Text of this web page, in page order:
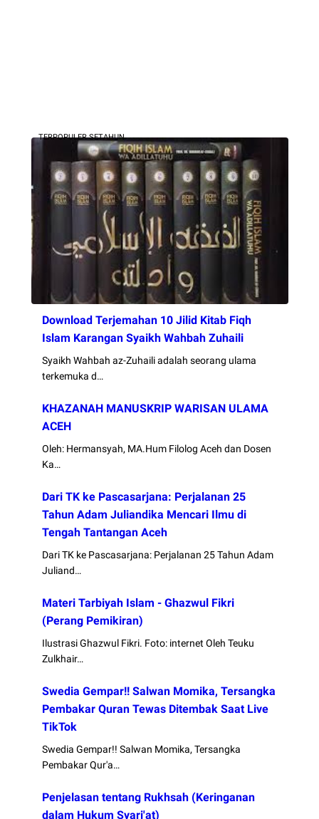
TERPOPULER SETAHUN
Download Terjemahan 10 Jilid Kitab Fiqh
Islam Karangan Syaikh Wahbah Zuhaili
Syaikh Wahbah az-Zuhaili adalah seorang ulama
terkemuka d…
KHAZANAH MANUSKRIP WARISAN ULAMA
ACEH
Oleh: Hermansyah, MA.Hum Filolog Aceh dan Dosen
Ka…
Dari TK ke Pascasarjana: Perjalanan 25
Tahun Adam Juliandika Mencari Ilmu di
Tengah Tantangan Aceh
Dari TK ke Pascasarjana: Perjalanan 25 Tahun Adam
Juliand…
Materi Tarbiyah Islam - Ghazwul Fikri
(Perang Pemikiran)
Ilustrasi Ghazwul Fikri. Foto: internet Oleh Teuku
Zulkhair…
Swedia Gempar!! Salwan Momika, Tersangka
Pembakar Quran Tewas Ditembak Saat Live
TikTok
Swedia Gempar!! Salwan Momika, Tersangka
Pembakar Qur'a…
Penjelasan tentang Rukhsah (Keringanan
dalam Hukum Syari'at)